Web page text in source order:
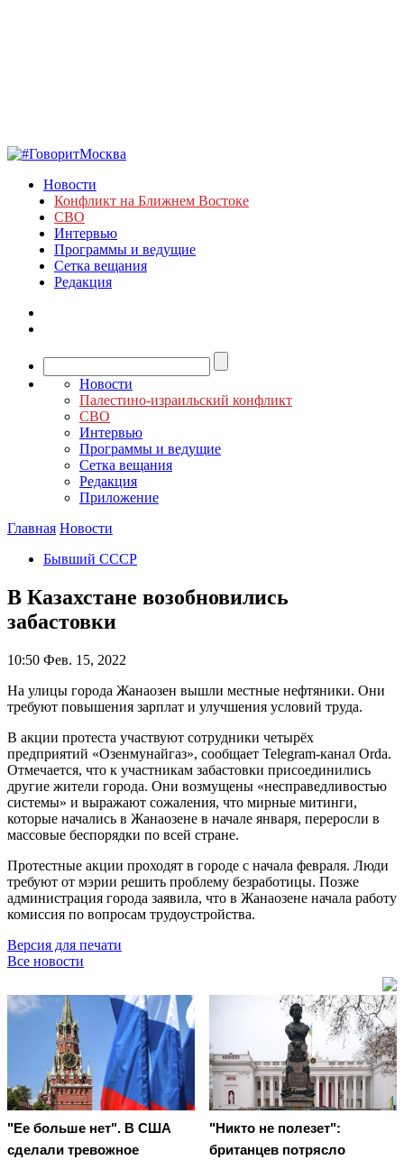
Новости
Конфликт на Ближнем Востоке
СВО
Интервью
Программы и ведущие
Сетка вещания
Редакция
Новости
Палестино-израильский конфликт
СВО
Интервью
Программы и ведущие
Сетка вещания
Редакция
Приложение
Главная Новости
Бывший СССР
В Казахстане возобновились
забастовки
10:50 Фев. 15, 2022
На улицы города Жанаозен вышли местные нефтяники. Они
требуют повышения зарплат и улучшения условий труда.
В акции протеста участвуют сотрудники четырёх
предприятий «Озенмунайгаз», сообщает Telegram-канал Orda.
Отмечается, что к участникам забастовки присоединились
другие жители города. Они возмущены «несправедливостью
системы» и выражают сожаления, что мирные митинги,
которые начались в Жанаозене в начале января, переросли в
массовые беспорядки по всей стране.
Протестные акции проходят в городе с начала февраля. Люди
требуют от мэрии решить проблему безработицы. Позже
администрация города заявила, что в Жанаозене начала работу
комиссия по вопросам трудоустройства.
Версия для печати
Все новости
"Ее больше нет". В США
сделали тревожное
"Никто не полезет":
британцев потрясло